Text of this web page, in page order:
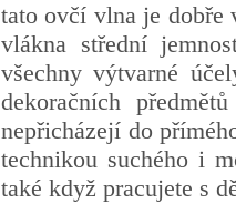
tato ovčí vlna je dobře
vlákna střední
všechny výtvarné
dekoračních
nepřicházejí do
technikou suchého i
také když pracujete s